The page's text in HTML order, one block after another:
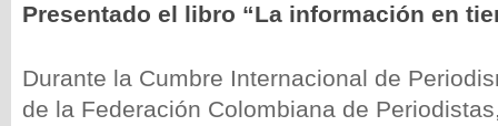
Presentado el libro “La información en
Durante la Cumbre Internacional de
de la Federación Colombiana de